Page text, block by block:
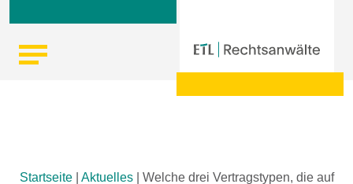
Startseite Aktuelles
Welche drei Vertragstypen, die auf